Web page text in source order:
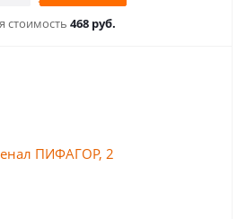
стоимость 468 руб.